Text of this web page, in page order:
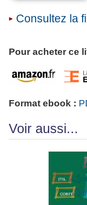
Consultez la
Pour acheter ce
Format ebook :
Voir aussi...